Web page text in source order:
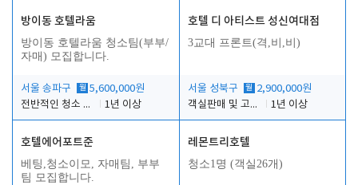
방이동 호텔라움
방이동 호텔라움 청소팀(부부/
자매) 모집합니다.
서울 송파구 월 5,600,000원
전반적인 청소 업무(객실청소.객실정리)
1년 이상
호텔 디 아티스트 성신여대점
3교대 프론트(격,비,비)
서울 성북구 월 2,900,000원
객실판매 및 고객응대
1년 이상
호텔에어포트준
베팅,청소이모, 자매팀, 부부
팀 모집합니다.
레몬트리호텔
청소1명 (객실26개)